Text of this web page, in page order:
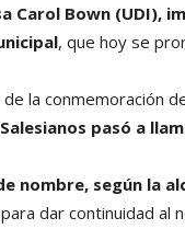
Carol Bown (UDI),
, que hoy se
de la conmemoración
pasó a
nombre, según la
para dar continuidad al